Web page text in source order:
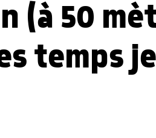
(à 50
temps